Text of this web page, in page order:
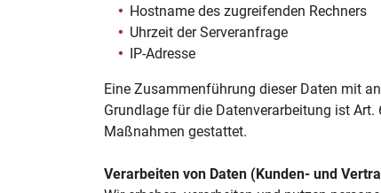
Hostname des zugreifenden Rechners
Uhrzeit der Serveranfrage
IP-Adresse
Eine Zusammenführung dieser Daten mit
Grundlage für die Datenverarbeitung ist
Maßnahmen gestattet.
Verarbeiten von Daten (Kunden- und